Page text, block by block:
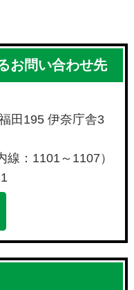
お問い合わせ先
田195 伊奈庁舎3
線：1101～1107）